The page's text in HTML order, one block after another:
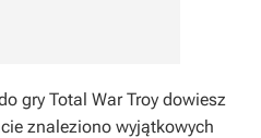
gry Total War Troy dowiesz
znaleziono wyjątkowych